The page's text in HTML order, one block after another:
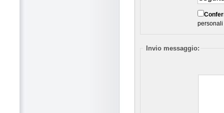
personali
Invio messaggio: